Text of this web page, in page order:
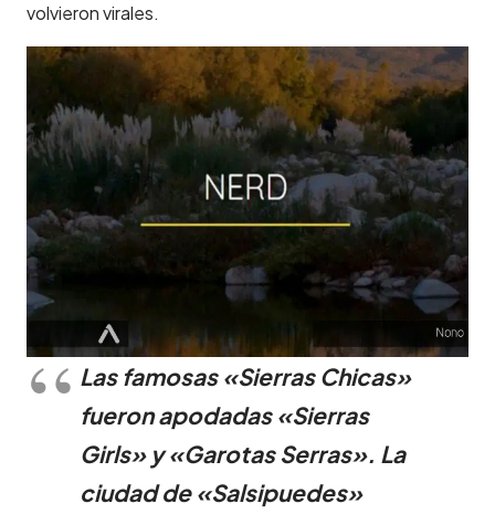
volvieron virales.
Las famosas «Sierras Chicas»
fueron apodadas «Sierras
Girls» y «Garotas Serras». La
ciudad de «Salsipuedes»